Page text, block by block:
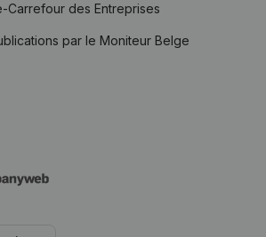
Carrefour des Entreprises
par le Moniteur Belge